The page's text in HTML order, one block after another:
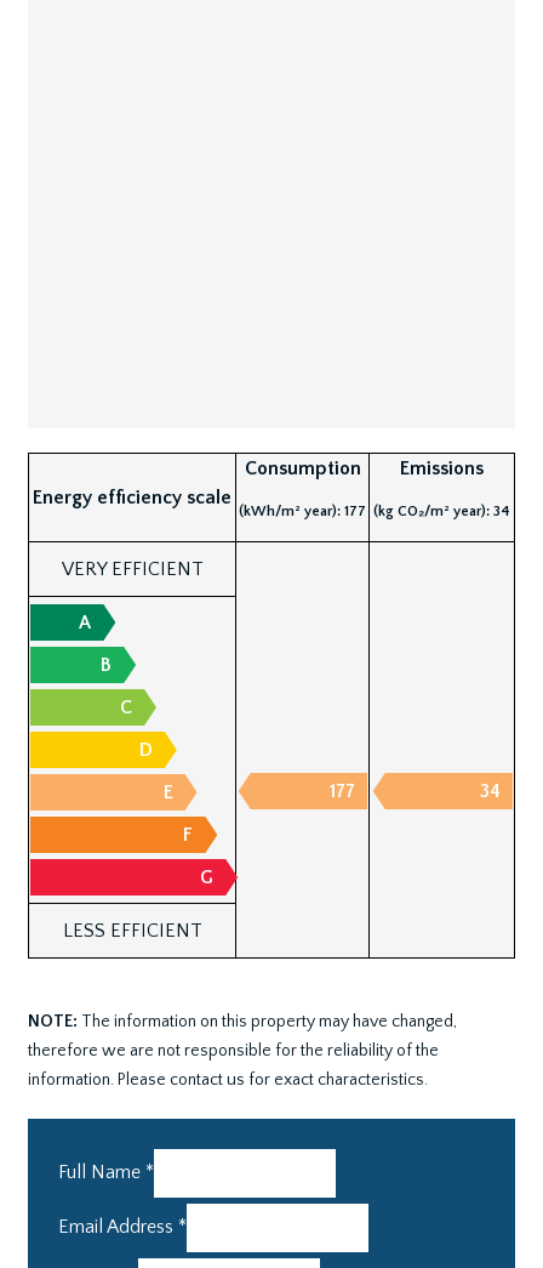
Energy efficiency scale
Consumption
(kWh/m² year): 177
Emissions
(kg CO₂/m² year): 34
VERY EFFICIENT
A
B
C
D
E
F
G
177 34
LESS EFFICIENT
NOTE: The information on this property may have changed,
therefore we are not responsible for the reliability of the
information. Please contact us for exact characteristics.
Full Name *
Email Address *